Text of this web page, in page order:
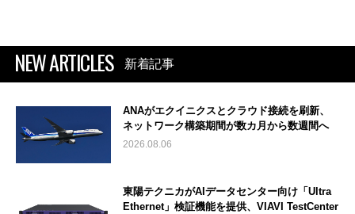
NEW ARTICLES 新着記事
ANAがエクイニクスとクラウド接続を刷新、
ネットワーク構築期間が数カ月から数週間へ
2026.08.06
東陽テクニカがAIデータセンター向け「Ultra
Ethernet」検証機能を提供、VIAVI TestCenter